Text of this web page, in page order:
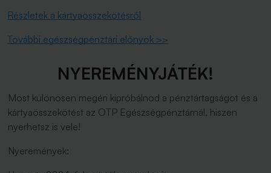
Részletek a kártyaösszekötésről
További egészségpénztári előnyök >>
NYEREMÉNYJÁTÉK!
Most különösen megéri kipróbálnod a pénztártagságot és a
kártyaösszekötést az OTP Egészségpénztárnál, hiszen
nyerhetsz is vele!
Nyeremények: